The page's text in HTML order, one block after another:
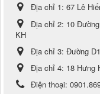
Địa chỉ 1: 67 Lê
Địa chỉ 2: 10
KH
Địa chỉ 3: Đường
Địa chỉ 4: 18 Hưng
Điện thoại: